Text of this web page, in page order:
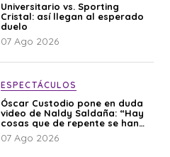
Universitario vs. Sporting
Cristal: así llegan al esperado
duelo
07 Ago 2026
ESPECTÁCULOS
Óscar Custodio pone en duda
video de Naldy Saldaña: “Hay
cosas que de repente se han
editado”
07 Ago 2026